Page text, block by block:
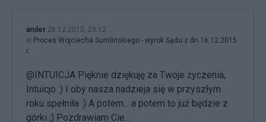
ander 26.12.2015, 23:12
w Proces Wojciecha Sumlińskiego - wyrok Sądu z dn.16.12.2015
r.
@INTUICJA Pięknie dziękuję za Twoje życzenia,
Intuicjo :) I oby nasza nadzieja się w przyszłym
roku spełniła :) A potem... a potem to już będzie z
górki ;) Pozdrawiam Cie...